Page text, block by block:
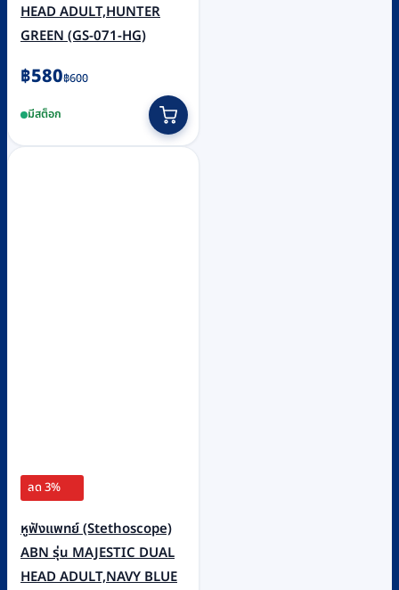
HEAD ADULT,HUNTER
GREEN (GS-071-HG)
฿600
Original
was:
฿600.
฿580
Current
is:
฿580.
มีสต็อก
ลด 3%
หูฟังแพทย์ (Stethoscope)
ABN รุ่น MAJESTIC DUAL
HEAD ADULT,NAVY BLUE